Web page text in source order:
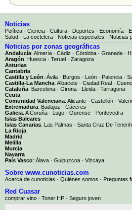
Noticias
Política · Ciencia · Cultura · Deportes · Economía ·
Salud · La coctelera · Noticias especiales · Noticias
Noticias por zonas geográficas
Andalucía: Almería · Cádiz · Córdoba · Granada ·
Aragón: Huesca · Teruel · Zaragoza
Asturias
Cantabria
Castilla y León: Ávila · Burgos · León · Palencia ·
Castilla-La Mancha: Albacete · Ciudad Real ·
Cataluña: Barcelona · Girona · Lleida · Tarragona
Ceuta
Comunidad Valenciana: Alicante · Castellón ·
Extremadura: Badajoz · Cáceres
Galicia: A Coruña · Lugo · Ourense · Pontevedra
Islas Baleares
Islas Canarias: Las Palmas · Santa Cruz De
La Rioja
Madrid
Melilla
Murcia
Navarra
País Vasco: Álava · Guipuzcoa · Vizcaya
Sobre www.cunoticias.com
Acerca de cunoticias · Quiénes somos · Preguntas
Red Cuasar
comprar vino · Toner HP · Seguro joven